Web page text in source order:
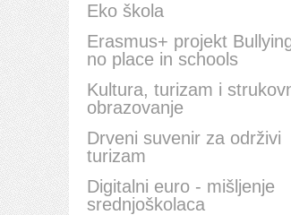
Eko škola
Erasmus+ projekt
no place in schools
Kultura, turizam i
obrazovanje
Drveni suvenir za održivi
turizam
Digitalni euro - mišljenje
srednjoškolaca